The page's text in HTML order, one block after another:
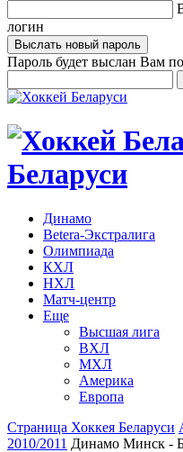
логин
Пароль будет выслан Вам
Беларуси
Динамо
Betera-Экстралига
Олимпиада
КХЛ
НХЛ
Матч-центр
Еще
Высшая лига
ВХЛ
МХЛ
Америка
Европа
Страница Хоккея Беларуси
2010/2011 Динамо Минск -